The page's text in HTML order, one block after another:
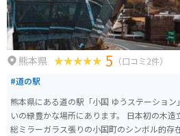
熊本県 5 （口コミ2件）
#道の駅
熊本県にある道の駅「小国 ゆうステーショ
いの緑豊かな場所にあります。 日本初の木
総ミラーガラス張りの小国町のシンボル的存